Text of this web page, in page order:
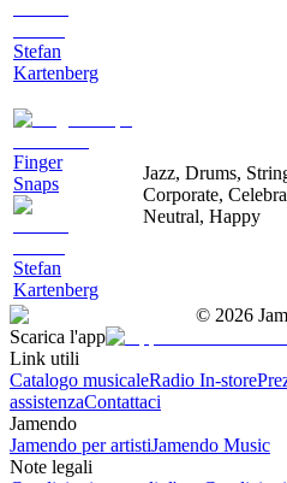
Stefan
Kartenberg
Finger
Snaps
Stefan
Kartenberg
Jazz, Drums,
Corporate,
Neutral, Happy
© 2026
Scarica l'app
Link utili
Catalogo musicaleRadio In-store
assistenzaContattaci
Jamendo
Jamendo per artistiJamendo Music
Note legali